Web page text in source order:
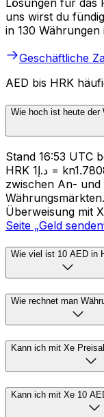
Lösungen für das
uns wirst du
in 130
Geschäftliche
AED bis HRK
Wie hoch ist heute der
Stand 16:53 UTC
HRK د.إ1 = kn1.7808. Der Mittelkurs ist der Mittelwert
zwischen An-
Überweisung mit
Seite „Geld
Wie viel ist 10 AED in
Wie rechnet man
Kann ich mit Xe
Kann ich mit Xe 10